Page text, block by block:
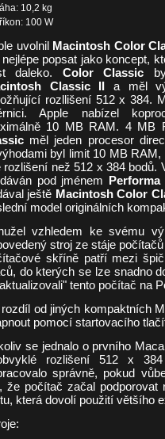
10,2 kg
100 W
uvolnil Macintosh Color
popsat jako koncept,
daleko. Color Classic
Classic II a měl
rozllišení 512 x 384.
Apple nabízel
10 MB RAM. 4
měl jeden procesor
byl limit 10 MB
rozlišení než 512 x 384 bodů.
pod jménem Performa
ještě Macintosh Color
model originálních
vzhledem ke svému
stroj ze stáje
skříně patří mezi
do kterých se lze snadno
tento počítač na
rozdíl od jiných kompaktních
pomocí startovacího
se jednalo o prvního
rozlišení 512 x
správně, pokud
že počítač začal podporovat
která dovolí použití většího